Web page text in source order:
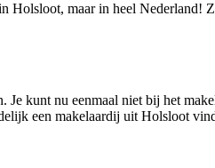
maar in heel
kunt nu eenmaal niet bij het
een makelaardij uit Holsloot